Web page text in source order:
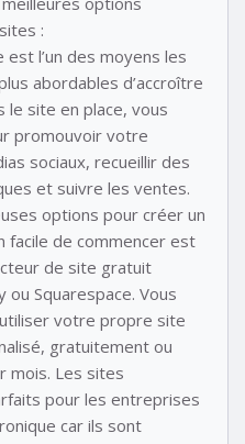
:
est l’un des moyens les
abordables d’accroître
le site en place, vous
promouvoir votre
sociaux, recueillir des
et suivre les ventes.
options pour créer un
facile de commencer est
de site gratuit
ou Squarespace. Vous
votre propre site
gratuitement ou
mois. Les sites
pour les entreprises
car ils sont